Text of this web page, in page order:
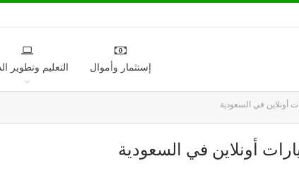
إستثمار وأموال التعليم وتطوير
أونلاين في السعودية
أونلاين في السعودية